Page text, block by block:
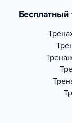
Бесплатный